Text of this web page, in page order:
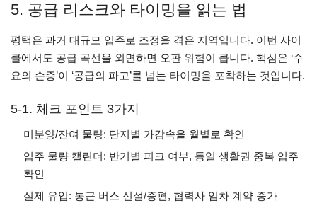
5. 공급 리스크와 타이밍을 읽는 법
평택은 과거 대규모 입주로 조정을 겪은 지역입니다. 이번 사이
클에서도 공급 곡선을 외면하면 오판 위험이 큽니다. 핵심은 ‘수
요의 순증’이 ‘공급의 파고’를 넘는 타이밍을 포착하는 것입니다.
5-1. 체크 포인트 3가지
미분양/잔여 물량: 단지별 가감속을 월별로 확인
입주 물량 캘린더: 반기별 피크 여부, 동일 생활권 중복 입주
확인
실제 유입: 통근 버스 신설/증편, 협력사 임차 계약 증가